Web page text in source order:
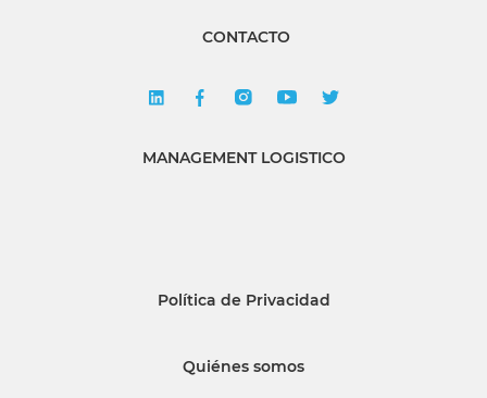
CONTACTO
MANAGEMENT LOGISTICO
Política de Privacidad
Quiénes somos